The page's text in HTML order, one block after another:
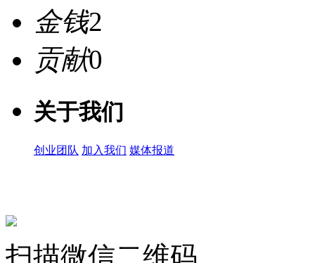
金钱2
贡献0
关于我们
创业团队 加入我们 媒体报道
扫描微信二维码